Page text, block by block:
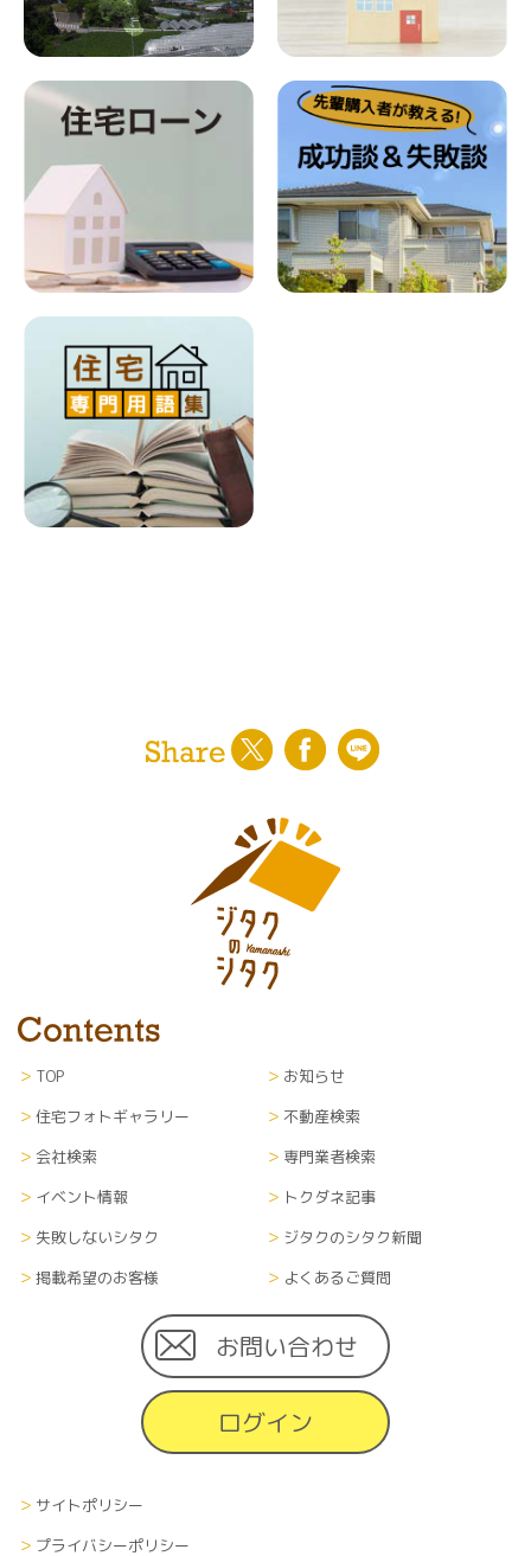
TOP
お知らせ
住宅フォトギャラリー
不動産検索
会社検索
専門業者検索
イベント情報
トクダネ記事
失敗しないシタク
ジタクのシタク新聞
掲載希望のお客様
よくあるご質問
お問い合わせ
ログイン
サイトポリシー
プライバシーポリシー